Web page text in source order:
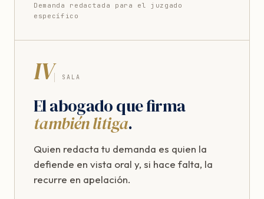
Demanda redactada para el juzgado
específico
IV SALA
El abogado que firma
también litiga.
Quien redacta tu demanda es quien la
defiende en vista oral y, si hace falta, la
recurre en apelación.